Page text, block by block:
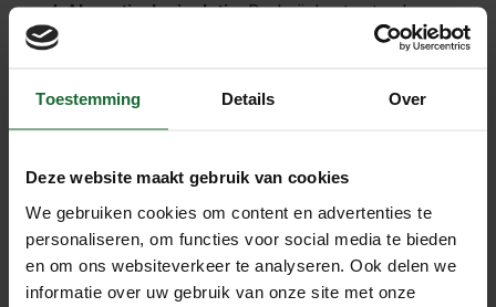
Toestemming Details Over
Deze website maakt gebruik van cookies
We gebruiken cookies om content en advertenties te
personaliseren, om functies voor social media te bieden
en om ons websiteverkeer te analyseren. Ook delen we
informatie over uw gebruik van onze site met onze
Akoestische isolatie:Dankzij de structurele
eigenschappen van kurk absorberen deze vloeren
omgeving.
anti-allergisch en weerstaan schimmel en meeldauw,
wat de luchtkwaliteit binnenshuis ten goede komt.
Stijlvol en Veelzijdig